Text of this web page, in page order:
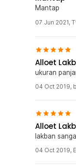
Mantap
07 Jun 2021,
Alloet
ukuran
04 Oct 2019,
Alloet
lakban
04 Oct 2019,